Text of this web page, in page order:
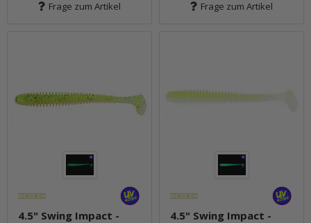
Frage zum Artikel Frage zum Artikel
4.5" Swing Impact -
4.5" Swing Impact -